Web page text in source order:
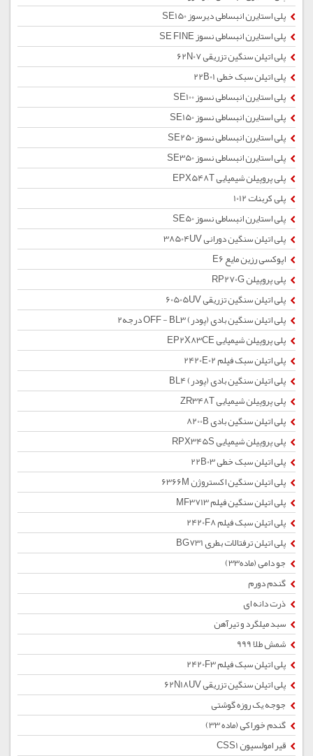
پلی استایرن انبساطی دیرسوز SE150
پلی استایرن انبساطی نسوز SE FINE
پلی اتیلن سنگین تزریقی 62N07
پلی اتیلن سبک خطی 22B01
پلی استایرن انبساطی نسوز SE100
پلی استایرن انبساطی نسوز SE150
پلی استایرن انبساطی نسوز SE250
پلی استایرن انبساطی نسوز SE350
پلی پروپیلن شیمیایی EPX548T
پلی کربنات 1012
پلی استایرن انبساطی نسوز SE50
پلی اتیلن سنگین دورانی 38504UV
اپوکسی رزین مایع E6
پلی پروپیلن RP270G
پلی اتیلن سنگین تزریقی 60505UV
پلی اتیلن سنگین بادی (پودر) OFF - BL3 درجه2
پلی پروپیلن شیمیایی EP2X83CE
پلی اتیلن سبک فیلم 2420E02
پلی اتیلن سنگین بادی (پودر) BL4
پلی پروپیلن شیمیایی ZR348T
پلی اتیلن سنگین بادی 8200B
پلی پروپیلن شیمیایی RPX345S
پلی اتیلن سبک خطی 22B03
پلی اتیلن سنگین اکستروژن 6366M
پلی اتیلن سنگین فیلم MF3713
پلی اتیلن سبک فیلم 2420F8
پلی اتیلن ترفتالات بطری BG731
جو دامی (ماده33)
گندم دورم
ذرت دانه ای
سبد میلگرد و تیرآهن
شمش طلا 999
پلی اتیلن سبک فیلم 2420F3
پلی اتیلن سنگین تزریقی 62N18UV
جوجه یک روزه گوشتی
گندم خوراکی (ماده 33)
قیر امولسیون CSS1